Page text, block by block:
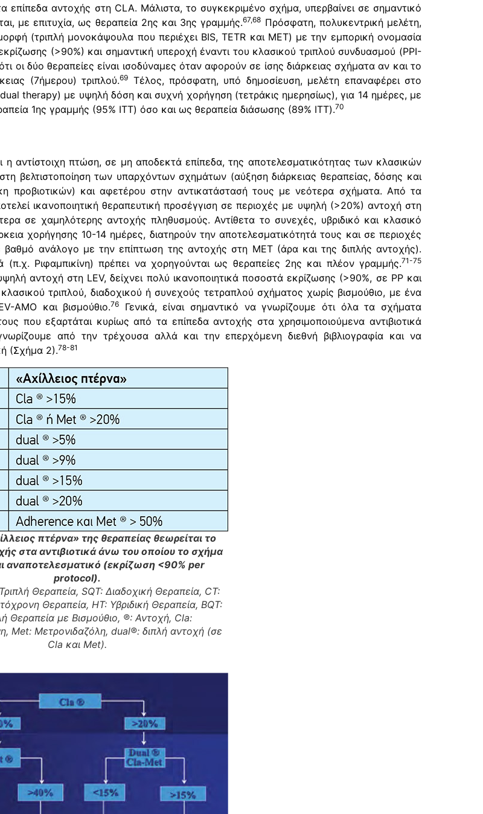
επίπεδα αντοχής στη CLA. Μάλιστα, το συγκεκριμένο σχήμα, υπερβαίνει σε σημαντικό
με επιτυχία, ως θεραπεία 2ης και 3ης γραμμής.67,68 Πρόσφατη, πολυκεντρική μελέτη,
(τριπλή μονοκάψουλα που περιέχει BIS, TETR και MET) με την εμπορική ονομασία
(>90%) και σημαντική υπεροχή έναντι του κλασικού τριπλού συνδυασμού (PPI-
οι δύο θεραπείες είναι ισοδύναμες όταν αφορούν σε ίσης διάρκειας σχήματα αν και το
(7ήμερου) τριπλού.69 Τέλος, πρόσφατη, υπό δημοσίευση, μελέτη επαναφέρει στο
therapy) με υψηλή δόση και συχνή χορήγηση (τετράκις ημερησίως), για 14 ημέρες, με
1ης γραμμής (95% ITT) όσο και ως θεραπεία διάσωσης (89% ITT).70
αντίστοιχη πτώση, σε μη αποδεκτά επίπεδα, της αποτελεσματικότητας των κλασικών
βελτιστοποίηση των υπαρχόντων σχημάτων (αύξηση διάρκειας θεραπείας, δόσης και
προβιοτικών) και αφετέρου στην αντικατάστασή τους με νεότερα σχήματα. Από τα
ικανοποιητική θεραπευτική προσέγγιση σε περιοχές με υψηλή (>20%) αντοχή στη
σε χαμηλότερης αντοχής πληθυσμούς. Αντίθετα το συνεχές, υβριδικό και κλασικό
χορήγησης 10-14 ημέρες, διατηρούν την αποτελεσματικότητά τους και σε περιοχές
ανάλογο με την επίπτωση της αντοχής στη MET (άρα και της διπλής αντοχής).
Ριφαμπικίνη) πρέπει να χορηγούνται ως θεραπείες 2ης και πλέον γραμμής.71-75
αντοχή στη LEV, δείχνει πολύ ικανοποιητικά ποσοστά εκρίζωσης (>90%, σε PP και
τριπλού, διαδοχικού ή συνεχούς τετραπλού σχήματος χωρίς βισμούθιο, με ένα
AMO και βισμούθιο.76
Γενικά, είναι σημαντικό να γνωρίζουμε ότι όλα τα σχήματα
που εξαρτάται κυρίως από τα επίπεδα αντοχής στα χρησιμοποιούμενα αντιβιοτικά
από την τρέχουσα αλλά και την επερχόμενη διεθνή βιβλιογραφία και να
(Σχήμα 2).78-81
πτέρνα» της θεραπείας θεωρείται το
στα αντιβιοτικά άνω του οποίου το σχήμα
αναποτελεσματικό (εκρίζωση <90% per
protocol).
Θεραπεία, SQT: Διαδοχική Θεραπεία, CT:
Θεραπεία, HT: Υβριδική Θεραπεία, BQT:
Θεραπεία με Βισμούθιο, ®: Αντοχή, Cla:
Met: Μετρονιδαζόλη, dual®: διπλή αντοχή (σε
Cla και Met).